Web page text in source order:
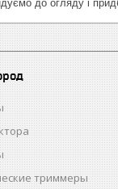
до огляду і
триммеры